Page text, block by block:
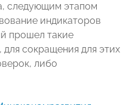
следующим этапом
индикаторов
прошел такие
сокращения для этих
либо